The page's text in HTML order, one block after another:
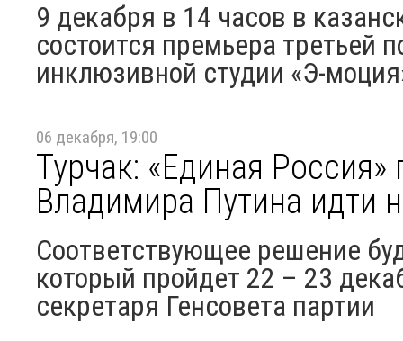
9 декабря в 14 часов в
состоится премьера третьей
инклюзивной студии «Э-
06 декабря, 19:00
Турчак: «Единая
Владимира Путина идти
Соответствующее решение
который пройдет 22 – 23
секретаря Генсовета партии